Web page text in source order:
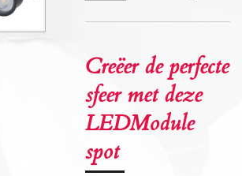
Creëer de perfecte
sfeer met deze
LEDModule
spot